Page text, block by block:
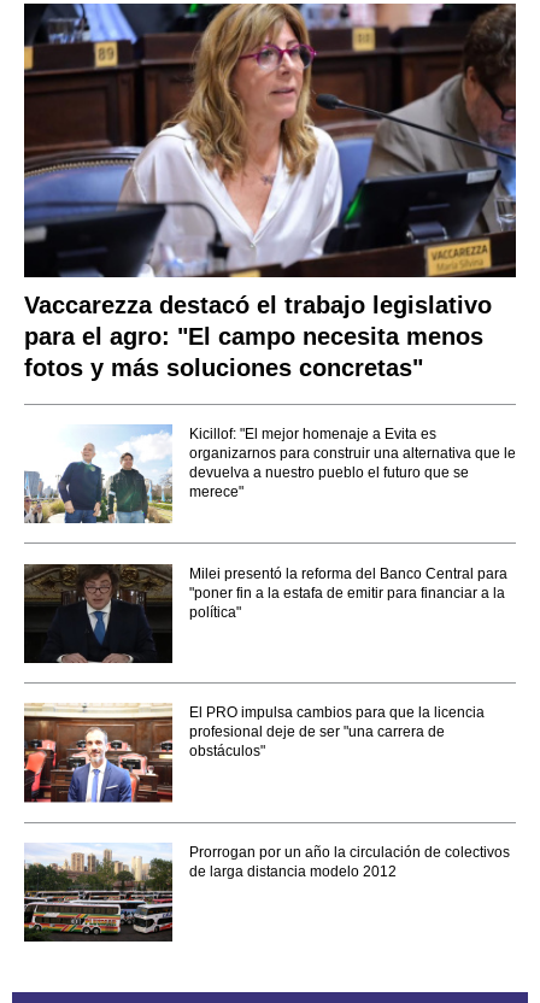
Vaccarezza destacó el trabajo legislativo
para el agro: "El campo necesita menos
fotos y más soluciones concretas"
Kicillof: "El mejor homenaje a Evita es
organizarnos para construir una alternativa que le
devuelva a nuestro pueblo el futuro que se
merece"
Milei presentó la reforma del Banco Central para
"poner fin a la estafa de emitir para financiar a la
política"
El PRO impulsa cambios para que la licencia
profesional deje de ser "una carrera de
obstáculos"
Prorrogan por un año la circulación de colectivos
de larga distancia modelo 2012